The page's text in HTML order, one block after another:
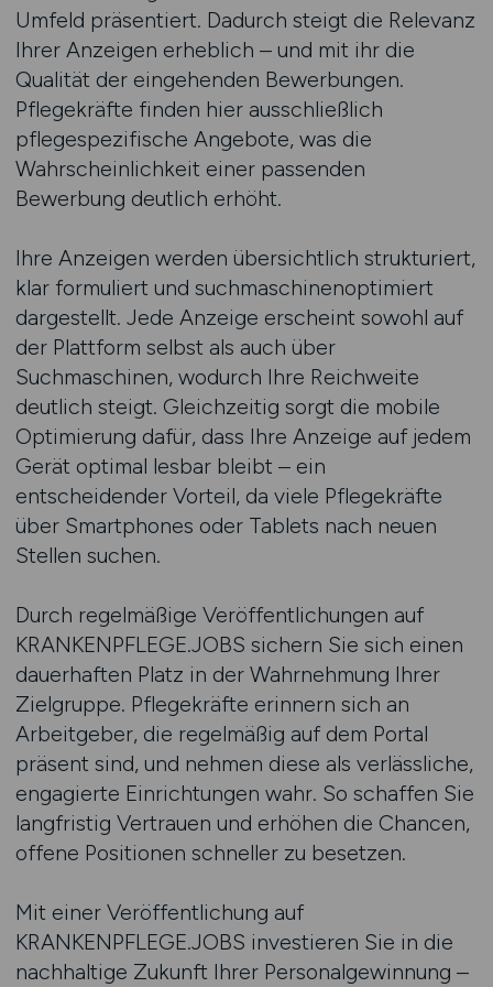
Umfeld präsentiert. Dadurch steigt die Relevanz
Ihrer Anzeigen erheblich – und mit ihr die
Qualität der eingehenden Bewerbungen.
Pflegekräfte finden hier ausschließlich
pflegespezifische Angebote, was die
Wahrscheinlichkeit einer passenden
Bewerbung deutlich erhöht.
Ihre Anzeigen werden übersichtlich strukturiert,
klar formuliert und suchmaschinenoptimiert
dargestellt. Jede Anzeige erscheint sowohl auf
der Plattform selbst als auch über
Suchmaschinen, wodurch Ihre Reichweite
deutlich steigt. Gleichzeitig sorgt die mobile
Optimierung dafür, dass Ihre Anzeige auf jedem
Gerät optimal lesbar bleibt – ein
entscheidender Vorteil, da viele Pflegekräfte
über Smartphones oder Tablets nach neuen
Stellen suchen.
Durch regelmäßige Veröffentlichungen auf
KRANKENPFLEGE.JOBS sichern Sie sich einen
dauerhaften Platz in der Wahrnehmung Ihrer
Zielgruppe. Pflegekräfte erinnern sich an
Arbeitgeber, die regelmäßig auf dem Portal
präsent sind, und nehmen diese als verlässliche,
engagierte Einrichtungen wahr. So schaffen Sie
langfristig Vertrauen und erhöhen die Chancen,
offene Positionen schneller zu besetzen.
Mit einer Veröffentlichung auf
KRANKENPFLEGE.JOBS investieren Sie in die
nachhaltige Zukunft Ihrer Personalgewinnung –